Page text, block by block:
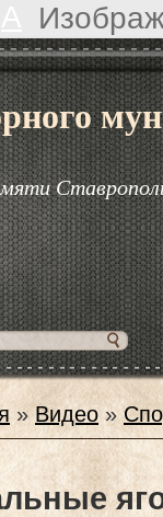
»Видео »